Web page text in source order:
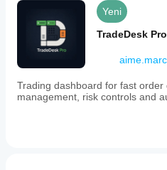
Yeni
TradeDesk Pro
Trading dashboard for fast order
management, risk controls and